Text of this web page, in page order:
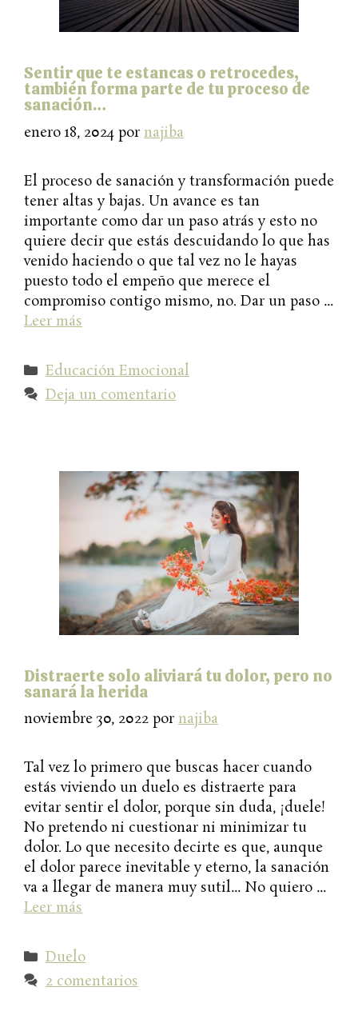
Sentir que te estancas o retrocedes,
también forma parte de tu proceso de
sanación…
enero 18, 2024 por najiba
El proceso de sanación y transformación puede
tener altas y bajas. Un avance es tan
importante como dar un paso atrás y esto no
quiere decir que estás descuidando lo que has
venido haciendo o que tal vez no le hayas
puesto todo el empeño que merece el
compromiso contigo mismo, no. Dar un paso …
Leer más
Categorías
Educación Emocional
Deja un comentario
Distraerte solo aliviará tu dolor, pero no
sanará la herida
noviembre 30, 2022 por najiba
Tal vez lo primero que buscas hacer cuando
estás viviendo un duelo es distraerte para
evitar sentir el dolor, porque sin duda, ¡duele!
No pretendo ni cuestionar ni minimizar tu
dolor. Lo que necesito decirte es que, aunque
el dolor parece inevitable y eterno, la sanación
va a llegar de manera muy sutil… No quiero …
Leer más
Categorías
Duelo
2 comentarios